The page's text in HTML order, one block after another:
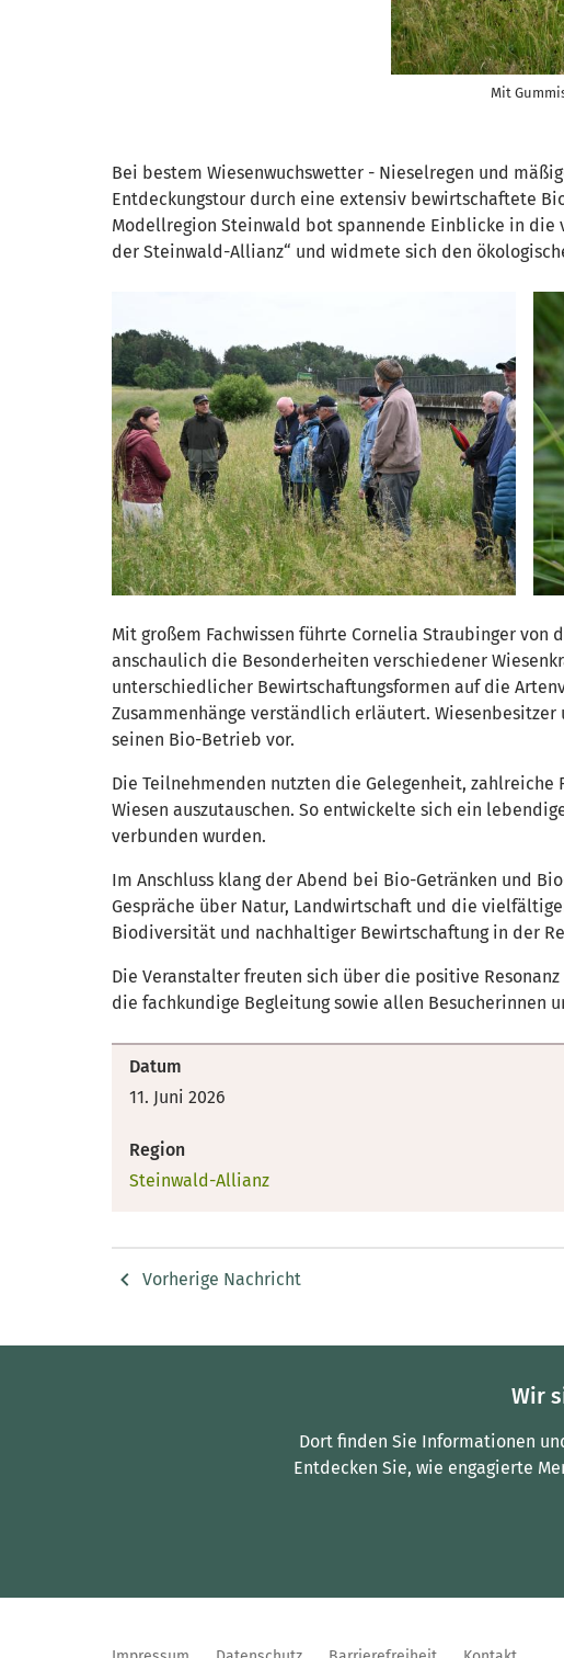
Mit
Bei bestem Wiesenwuchswetter - Nieselregen und
Entdeckungstour durch eine extensiv bewirtschaftete
Modellregion Steinwald bot spannende Einblicke in die
der Steinwald-Allianz“ und widmete sich den
Mit großem Fachwissen führte Cornelia Straubinger
anschaulich die Besonderheiten verschiedener
unterschiedlicher Bewirtschaftungsformen auf die
Zusammenhänge verständlich erläutert.
seinen Bio-Betrieb vor.
Die Teilnehmenden nutzten die Gelegenheit,
Wiesen auszutauschen. So entwickelte sich ein
verbunden wurden.
Im Anschluss klang der Abend bei Bio-Getränken und
Gespräche über Natur, Landwirtschaft und die
Biodiversität und nachhaltiger Bewirtschaftung in der
Die Veranstalter freuten sich über die positive
die fachkundige Begleitung sowie allen Besucherinnen
Datum
11. Juni 2026
Region
Steinwald-Allianz
Vorherige Nachricht
Wir
Dort finden Sie Informationen
Entdecken Sie, wie engagierte